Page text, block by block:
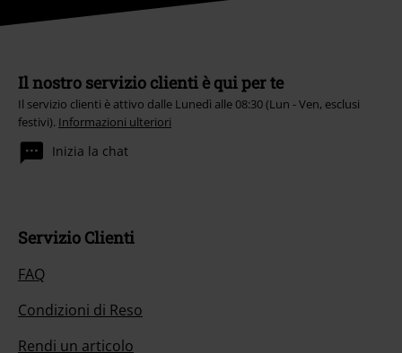
Il nostro servizio clienti è qui per te
Il servizio clienti è attivo dalle Lunedì alle 08:30 (Lun - Ven, esclusi
festivi). Informazioni ulteriori
Inizia la chat
Servizio Clienti
FAQ
Condizioni di Reso
Rendi un articolo